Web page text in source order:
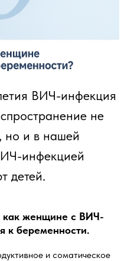
ВИЧ-инфекция
не
но и в нашей
инфекцией
детей.
как женщине с ВИЧ-
к беременности.
и соматическое